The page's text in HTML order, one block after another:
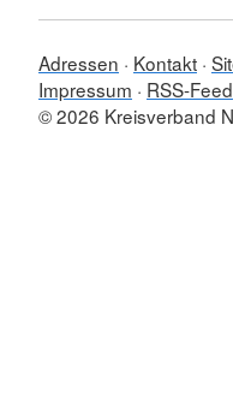
Adressen Kontakt
Impressum
RSS-Feed
© 2026 Kreisverband